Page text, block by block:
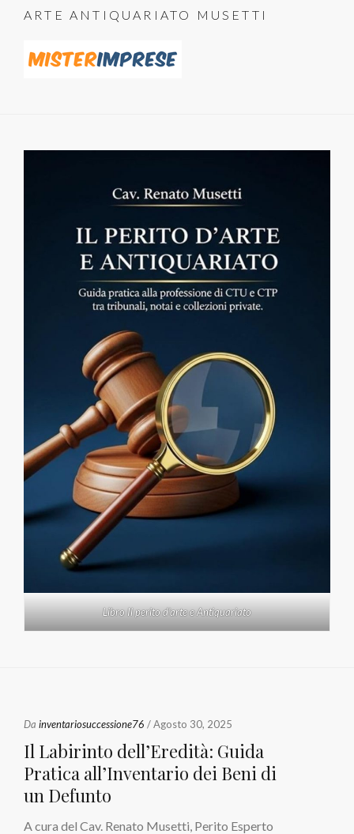
ARTE ANTIQUARIATO MUSETTI
Libro Il perito d'arte e Antiquariato
Da inventariosuccessione76 / Agosto 30, 2025
Il Labirinto dell’Eredità: Guida
Pratica all’Inventario dei Beni di
un Defunto
A cura del Cav. Renato Musetti, Perito Esperto